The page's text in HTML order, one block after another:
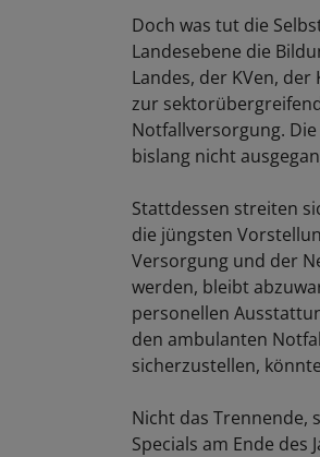
Doch was tut die
Landesebene die
Landes, der KVen,
zur
Notfallversorgung.
bislang nicht
Stattdessen streiten
die jüngsten
Versorgung und der
werden, bleibt
personellen
den ambulanten
sicherzustellen,
Nicht das Trennende,
Specials am Ende